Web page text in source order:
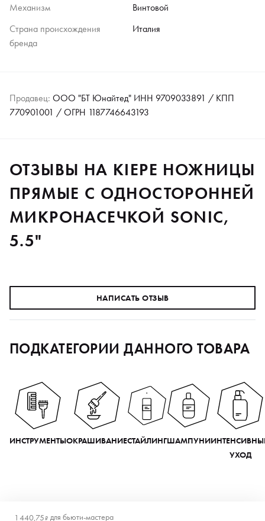
Механизм
Винтовой
Страна происхождения
бренда
Италия
Продавец: ООО "БТ Юнайтед" ИНН 9709033891 / КПП
770901001 / ОГРН 1187746643193
ОТЗЫВЫ НА KIEPE НОЖНИЦЫ
ПРЯМЫЕ С ОДНОСТОРОННЕЙ
МИКРОНАСЕЧКОЙ SONIC,
5.5"
НАПИСАТЬ ОТЗЫВ
ПОДКАТЕГОРИИ ДАННОГО ТОВАРА
ИНСТРУМЕНТЫОКРАШИВАНИЕСТАЙЛИНГШАМПУНИ
УХОД
1 440,75₽ для бьюти-мастера